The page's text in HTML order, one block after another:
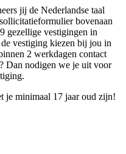
jij de Nederlandse taal
bovenaan
gezellige vestigingen in
vestiging kiezen bij jou in
2 werkdagen contact
Dan nodigen we je uit voor
je minimaal 17 jaar oud zijn!